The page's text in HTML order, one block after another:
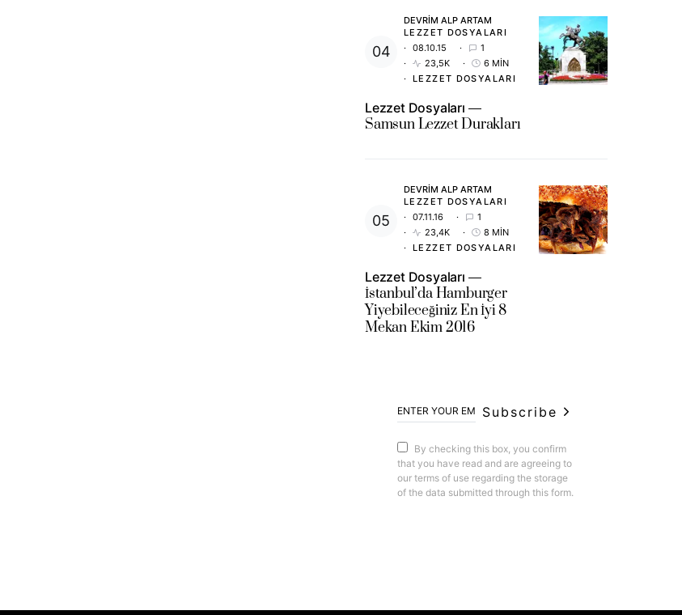
DEVRIM ALP ARTAM
LEZZET DOSYALARI
08.10.15
1
23,5K
6 MIN
LEZZET DOSYALARI
Lezzet Dosyaları
Samsun Lezzet Durakları
DEVRIM ALP ARTAM
LEZZET DOSYALARI
07.11.16
1
23,4K
8 MIN
LEZZET DOSYALARI
Lezzet Dosyaları
İstanbul’da Hamburger
Yiyebileceğiniz En İyi 8
Mekan Ekim 2016
Subscribe
By checking this box, you confirm
that you have read and are agreeing to
our terms of use regarding the storage
of the data submitted through this form.